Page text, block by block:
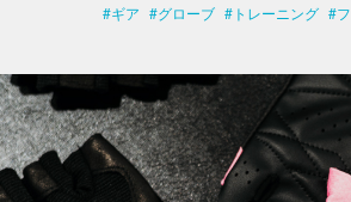
ギア グローブ トレーニング